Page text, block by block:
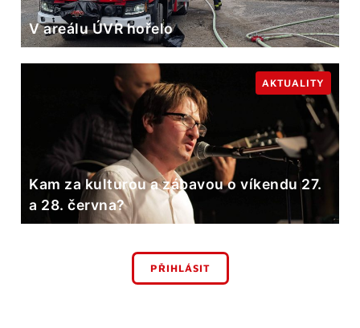
V areálu ÚVR hořelo
Kam za kulturou a zábavou o víkendu 27.
a 28. června?
AKTUALITY
PŘIHLÁSIT